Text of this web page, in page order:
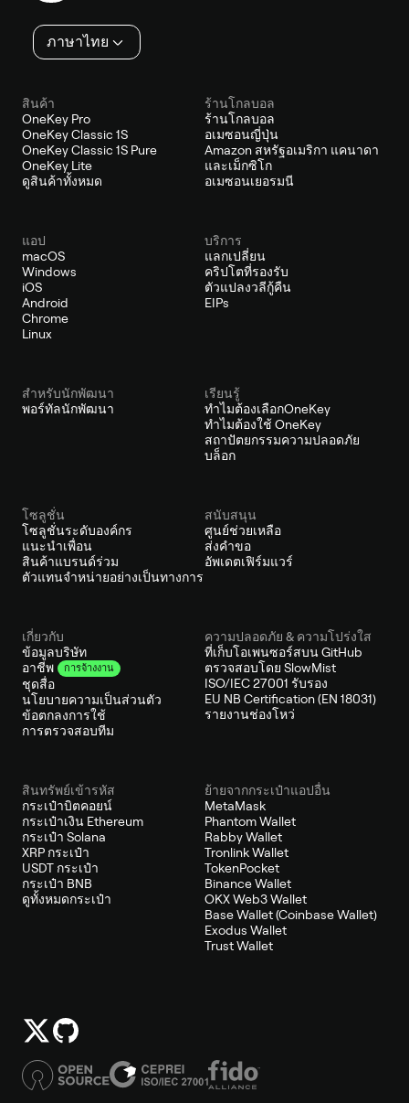
ภาษาไทย
สินค้า
OneKey Pro
OneKey Classic 1S
OneKey Classic 1S Pure
OneKey Lite
ดูสินค้าทั้งหมด
ร้านโกลบอล
ร้านโกลบอล
อเมซอนญี่ปุ่น
Amazon สหรัฐอเมริกา แคนาดา
และเม็กซิโก
อเมซอนเยอรมนี
แอป
macOS
Windows
iOS
Android
Chrome
Linux
บริการ
แลกเปลี่ยน
คริปโตที่รองรับ
ตัวแปลงวลีกู้คืน
EIPs
สำหรับนักพัฒนา
พอร์ทัลนักพัฒนา
เรียนรู้
ทำไมต้องเลือกOneKey
ทำไมต้องใช้ OneKey
สถาปัตยกรรมความปลอดภัย
บล็อก
โซลูชั่น
โซลูชั่นระดับองค์กร
แนะนำเพื่อน
สินค้าแบรนด์ร่วม
ตัวแทนจำหน่ายอย่างเป็นทางการ
สนับสนุน
ศูนย์ช่วยเหลือ
ส่งคำขอ
อัพเดตเฟิร์มแวร์
เกี่ยวกับ
ข้อมูลบริษัท
อาชีพ
การจ้างงาน
ชุดสื่อ
นโยบายความเป็นส่วนตัว
ข้อตกลงการใช้
การตรวจสอบทีม
ความปลอดภัย & ความโปร่งใส
ที่เก็บโอเพนซอร์สบน GitHub
ตรวจสอบโดย SlowMist
ISO/IEC 27001 รับรอง
EU NB Certification (EN 18031)
รายงานช่องโหว่
สินทรัพย์เข้ารหัส
กระเป๋าบิตคอยน์
กระเป๋าเงิน Ethereum
กระเป๋า Solana
XRP กระเป๋า
USDT กระเป๋า
กระเป๋า BNB
ดูทั้งหมดกระเป๋า
ย้ายจากกระเป๋าแอปอื่น
MetaMask
Phantom Wallet
Rabby Wallet
Tronlink Wallet
TokenPocket
Binance Wallet
OKX Web3 Wallet
Base Wallet (Coinbase Wallet)
Exodus Wallet
Trust Wallet